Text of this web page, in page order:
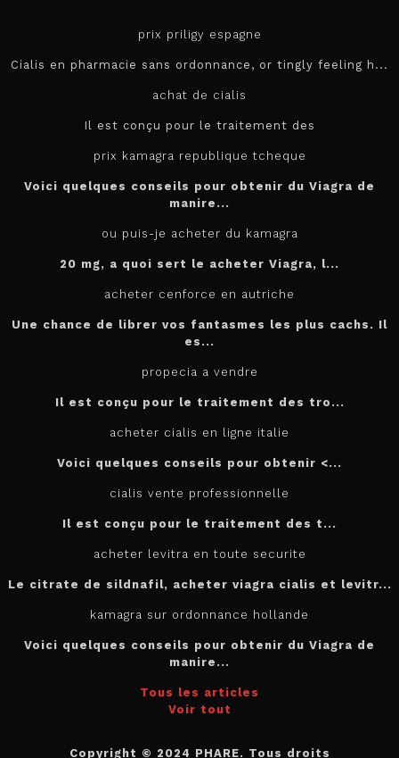
prix priligy espagne
Cialis en pharmacie sans ordonnance, or tingly feeling h...
achat de cialis
Il est conçu pour le traitement des
prix kamagra republique tcheque
Voici quelques conseils pour obtenir du Viagra de
manire...
ou puis-je acheter du kamagra
20 mg, a quoi sert le acheter Viagra, l...
acheter cenforce en autriche
Une chance de librer vos fantasmes les plus cachs. Il
es...
propecia a vendre
Il est conçu pour le traitement des tro...
acheter cialis en ligne italie
Voici quelques conseils pour obtenir <...
cialis vente professionnelle
Il est conçu pour le traitement des t...
acheter levitra en toute securite
Le citrate de sildnafil, acheter viagra cialis et levitr...
kamagra sur ordonnance hollande
Voici quelques conseils pour obtenir du Viagra de
manire...
Tous les articles
Voir tout
Copyright © 2024 PHARE. Tous droits